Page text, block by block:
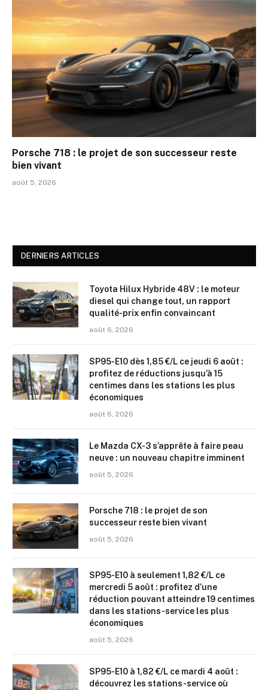
Porsche 718 : le projet de son successeur reste
bien vivant
août 5, 2026
DERNIERS ARTICLES
Toyota Hilux Hybride 48V : le moteur
diesel qui change tout, un rapport
qualité-prix enfin convaincant
août 6, 2026
SP95-E10 dès 1,85 €/L ce jeudi 6 août :
profitez de réductions jusqu’à 15
centimes dans les stations les plus
économiques
août 6, 2026
Le Mazda CX-3 s’apprête à faire peau
neuve : un nouveau chapitre imminent
août 5, 2026
Porsche 718 : le projet de son
successeur reste bien vivant
août 5, 2026
SP95-E10 à seulement 1,82 €/L ce
mercredi 5 août : profitez d’une
réduction pouvant atteindre 19 centimes
dans les stations-service les plus
économiques
août 5, 2026
SP95-E10 à 1,82 €/L ce mardi 4 août :
découvrez les stations-service où